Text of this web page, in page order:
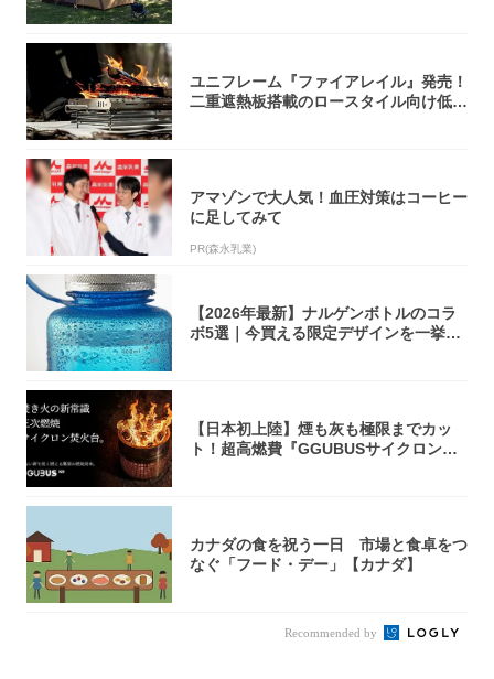
ユニフレーム『ファイアレイル』発売！
二重遮熱板搭載のロースタイル向け低型
アマゾンで大人気！血圧対策はコーヒー
に足してみて
PR(森永乳業)
【2026年最新】ナルゲンボトルのコラ
ボ5選｜今買える限定デザインを一挙紹
【日本初上陸】煙も灰も極限までカッ
ト！超高燃費『GGUBUSサイクロン焚
カナダの食を祝う一日 市場と食卓をつ
なぐ「フード・デー」【カナダ】
Recommended by